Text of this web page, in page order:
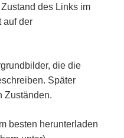
des Links im
auf der
die die
Später
Zuständen.
besten herunterladen